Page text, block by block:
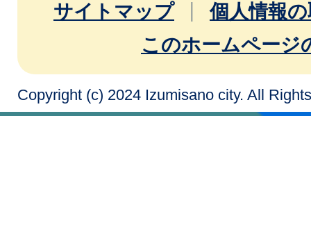
サイトマップ
個人情報
このホームページ
Copyright (c) 2024 Izumisano city. All